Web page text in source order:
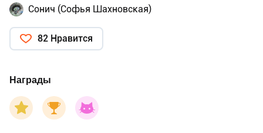
Сонич (Софья Шахновская)
82 Нравится
Награды